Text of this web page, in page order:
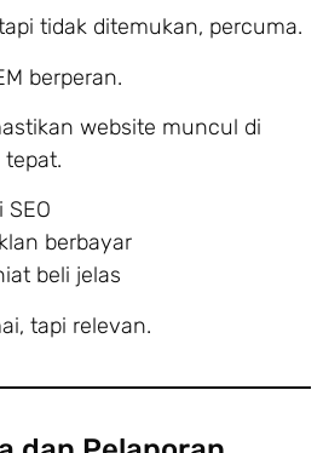
tidak ditemukan, percuma.
berperan.
website muncul di
berbayar
beli jelas
tapi relevan.